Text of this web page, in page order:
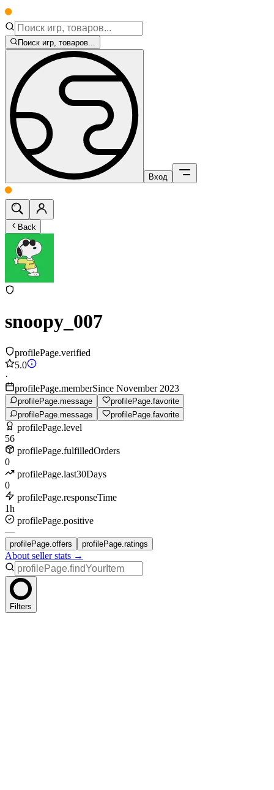
Поиск игр, товаров...
Вход
Back
snoopy_007
profilePage.verified
5.0
·
profilePage.memberSince November 2023
profilePage.message
profilePage.favorite
profilePage.message
profilePage.favorite
profilePage.level
56
profilePage.fulfilledOrders
0
profilePage.last30Days
0
profilePage.responseTime
1h
profilePage.positive
—
profilePage.offers profilePage.ratings
About seller stats →
Filters